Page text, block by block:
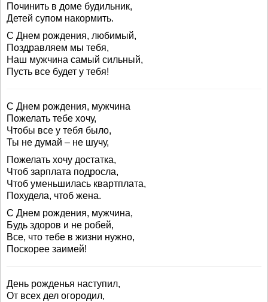
Починить в доме будильник,
Детей супом накормить.
С Днем рождения, любимый,
Поздравляем мы тебя,
Наш мужчина самый сильный,
Пусть все будет у тебя!
С Днем рождения, мужчина
Пожелать тебе хочу,
Чтобы все у тебя было,
Ты не думай – не шучу,
Пожелать хочу достатка,
Чтоб зарплата подросла,
Чтоб уменьшилась квартплата,
Похудела, чтоб жена.
С Днем рождения, мужчина,
Будь здоров и не робей,
Все, что тебе в жизни нужно,
Поскорее заимей!
День рожденья наступил,
От всех дел огородил,